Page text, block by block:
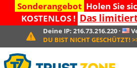
Sonderangebot Holen Sie
KOSTENLOS ! Das
Deine IP: 216.73.216.220·
DU BIST NICHT GESCHÜTZT!